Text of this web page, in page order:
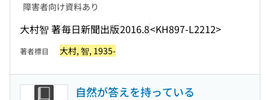
障害者向け資料あり
大村智 著毎日新聞出版2016.8<KH897-L2212>
著者標目 大村, 智, 1935-
自然が答えを持っている